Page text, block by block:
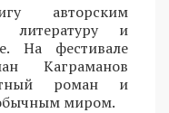
авторским
литературу и
На фестивале
Каграманов
роман и
миром.